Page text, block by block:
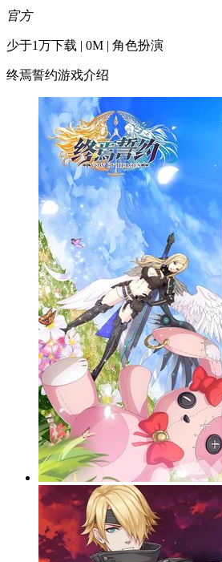
官方
少于1万下载 | 0M | 角色扮演
终焉誓约游戏介绍